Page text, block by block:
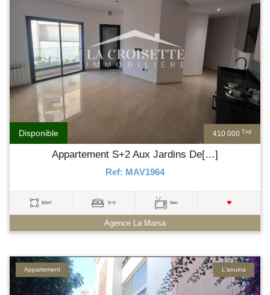
410 000 Tnd
Disponible
Appartement S+2 Aux Jardins De[…]
Ref: MAV1964
82m² S+2 Non
Agence La Marsa
L'aouina
Appartement